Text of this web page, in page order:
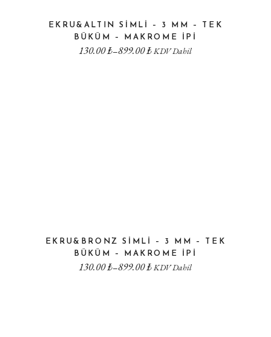
EKRU&ALTIN SIMLI – 3 MM – TEK
BÜKÜM – MAKROME IPI
130.00₺–899.00₺KDV Dahil
EKRU&BRONZ SIMLI – 3 MM – TEK
BÜKÜM – MAKROME IPI
130.00₺–899.00₺KDV Dahil